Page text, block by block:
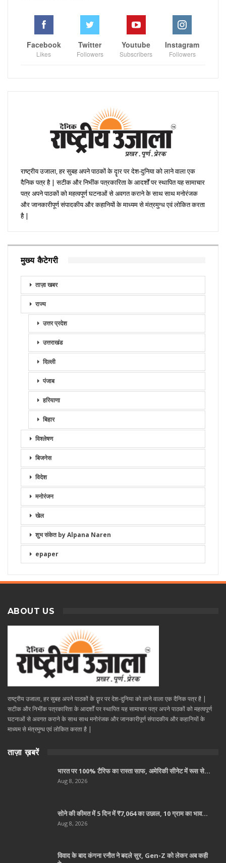
Facebook
Likes
Twitter
Followers
Youtube
Subscribers
Instagram
Followers
राष्ट्रीय उजाला, हर सुबह अपने पाठकों के दॄार पर देश-दुनिया को लाने वाला एक
दैनिक पत्र है | सटीक और निभींक पत्रकारिता के आदर्शों पर स्थापित यह सामाचार
पत्र अपने पाठकों को महत्वपूर्ण घटनाओं से अवगत कराने के साथ साथ मनोरंजक
और जानकारीपूर्ण संपादकीय और कहानियों के माध्यम से मंत्रमुग्ध एवं लोकित करता
है |
मुख्य कैटेगरी
ताज़ा खबर
राज्य
उत्तर प्रदेश
उत्तराखंड
दिल्ली
पंजाब
हरियाणा
बिहार
विश्लेषण
बिजनेस
विदेश
मनोरंजन
खेल
शुभ संकेत by Alpana Naren
epaper
ABOUT US
राष्ट्रीय उजाला, हर सुबह अपने पाठकों के दॄार पर देश-दुनिया को लाने वाला एक दैनिक पत्र है |
सटीक और निभींक पत्रकारिता के आदर्शों पर स्थापित यह सामाचार पत्र अपने पाठकों को महत्वपूर्ण
घटनाओं से अवगत कराने के साथ साथ मनोरंजक और जानकारीपूर्ण संपादकीय और कहानियों के
माध्यम से मंत्रमुग्ध एवं लोकित करता है |
ताज़ा ख़बरें
भारत पर 100% टैरिफ का रास्ता साफ, अमेरिकी सीनेट में रूस से…
Aug 8, 2026
सोने की कीमत में 5 दिन में ₹7,064 का उछाल, 10 ग्राम का भाव…
Aug 8, 2026
विवाद के बाद कंगना रनौत ने बदले सुर, Gen-Z को लेकर अब कही